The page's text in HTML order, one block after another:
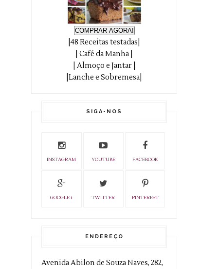
COMPRAR AGORA!
|48 Receitas testadas|
| Café da Manhã |
| Almoço e Jantar |
|Lanche e Sobremesa|
SIGA-NOS
INSTAGRAM YOUTUBE FACEBOOK
GOOGLE+ TWITTER PINTEREST
ENDEREÇO
Avenida Abilon de Souza Naves, 282,